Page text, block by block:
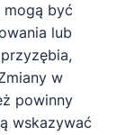
mogą być
lub
w
powinny
wskazywać